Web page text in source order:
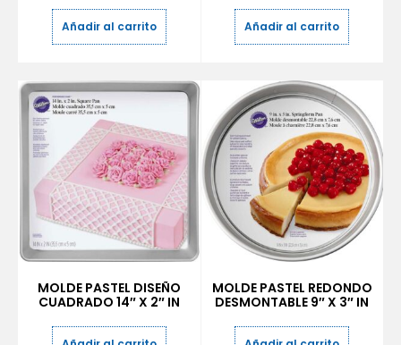
Añadir al carrito Añadir al carrito
MOLDE PASTEL DISEÑO
CUADRADO 14″ X 2″ IN
MOLDE PASTEL REDONDO
DESMONTABLE 9″ X 3″ IN